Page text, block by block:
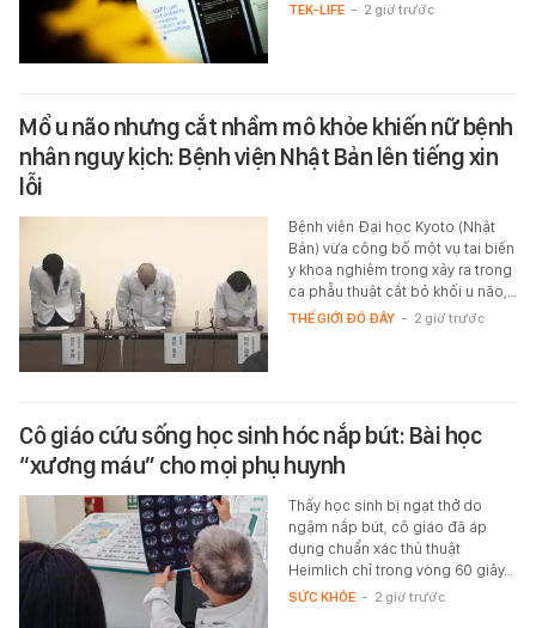
TEK-LIFE - 2 giờ trước
Mổ u não nhưng cắt nhầm mô khỏe khiến nữ bệnh
nhân nguy kịch: Bệnh viện Nhật Bản lên tiếng xin
lỗi
Bệnh viện Đại học Kyoto (Nhật
Bản) vừa công bố một vụ tai biến
y khoa nghiêm trọng xảy ra trong
ca phẫu thuật cắt bỏ khối u não,…
THẾ GIỚI ĐÓ ĐÂY - 2 giờ trước
Cô giáo cứu sống học sinh hóc nắp bút: Bài học
“xương máu” cho mọi phụ huynh
Thấy học sinh bị ngạt thở do
ngậm nắp bút, cô giáo đã áp
dụng chuẩn xác thủ thuật
Heimlich chỉ trong vòng 60 giây…
SỨC KHỎE - 2 giờ trước